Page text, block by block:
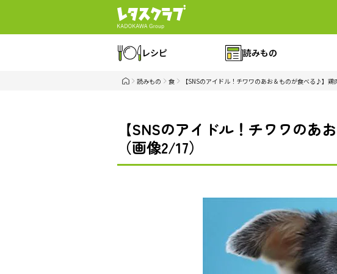
レシピ 読みもの
読みもの 食 【SNSのアイドル！チワワのあお＆ものが食べる♪】
【SNSのアイドル！チワワの
（画像2/17）